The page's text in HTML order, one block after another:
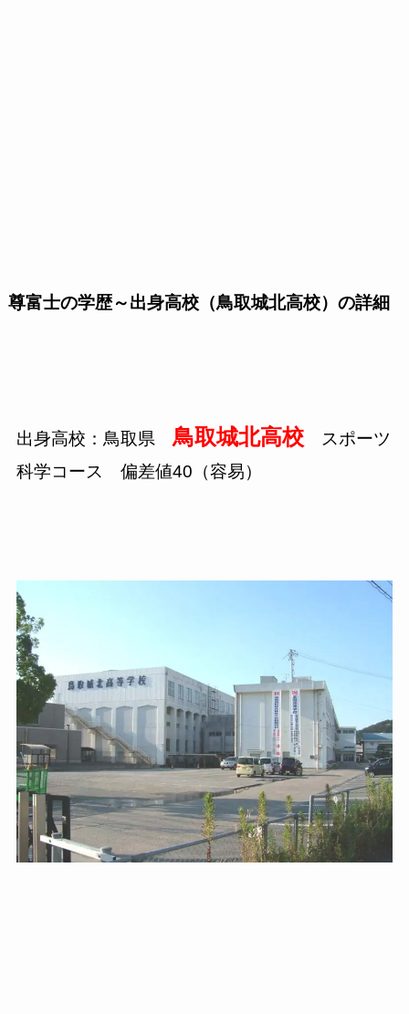
尊富士の学歴～出身高校（鳥取城北高校）の詳細
出身高校：鳥取県 鳥取城北高校スポーツ
科学コース 偏差値40（容易）